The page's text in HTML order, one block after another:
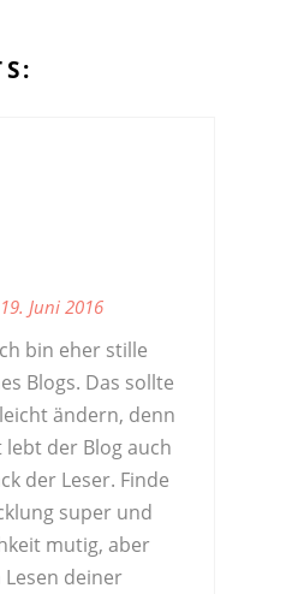
19. Juni 2016
bin eher stille
Blogs. Das sollte
ändern, denn
lebt der Blog auch
der Leser. Finde
super und
mutig, aber
Lesen deiner